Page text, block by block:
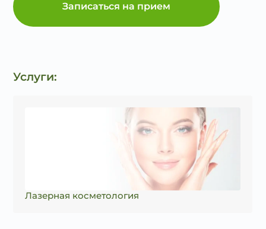
Записаться на прием
Услуги:
Лазерная косметология